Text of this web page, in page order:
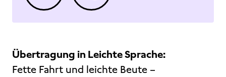
Übertragung in Leichte Sprache:
Fette Fahrt und leichte Beute –